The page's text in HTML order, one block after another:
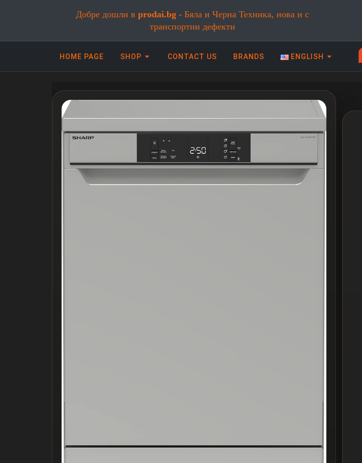
Добре дошли вprodai.bg - Бяла и Черна Техника, нова и с
транспортни дефекти
HOME PAGE SHOP CONTACT US BRANDS ENGLISH